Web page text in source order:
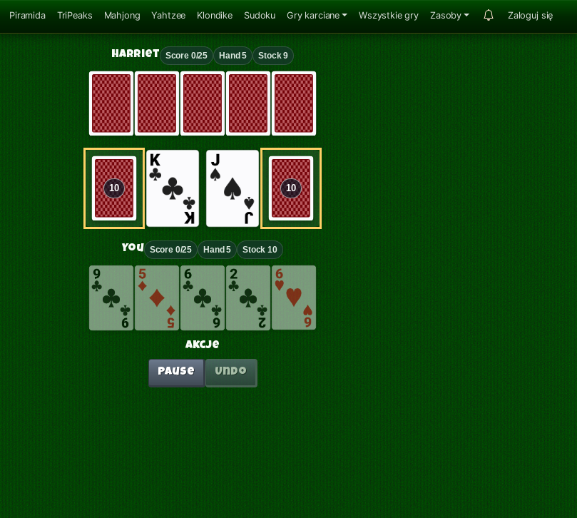
Piramida TriPeaks Mahjong Yahtzee Klondike Sudoku Gry karciane Wszystkie gry Zasoby Zaloguj się
Harriet Score 0/25 Hand 5 Stock 9
10 10
You Score 0/25 Hand 5 Stock 10
Akcje
Pause Undo